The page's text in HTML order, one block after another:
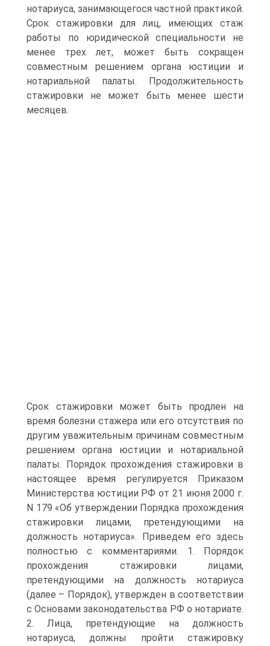
нотариуса, занимающегося частной практикой.
Срок стажировки для лиц, имеющих стаж
работы по юридической специальности не
менее трех лет, может быть сокращен
совместным решением органа юстиции и
нотариальной палаты. Продолжительность
стажировки не может быть менее шести
месяцев.
Срок стажировки может быть продлен на
время болезни стажера или его отсутствия по
другим уважительным причинам совместным
решением органа юстиции и нотариальной
палаты. Порядок прохождения стажировки в
настоящее время регулируется Приказом
Министерства юстиции РФ от 21 июня 2000 г.
N 179 «Об утверждении Порядка прохождения
стажировки лицами, претендующими на
должность нотариуса». Приведем его здесь
полностью с комментариями. 1. Порядок
прохождения стажировки лицами,
претендующими на должность нотариуса
(далее – Порядок), утвержден в соответствии
с Основами законодательства РФ о нотариате.
2. Лица, претендующие на должность
нотариуса, должны пройти стажировку